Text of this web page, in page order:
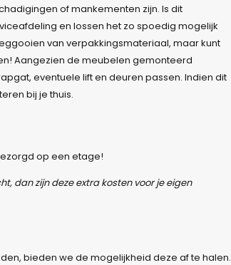
of mankementen zijn. Is dit
en lossen het zo spoedig mogelijk
van verpakkingsmateriaal, maar kunt
Aangezien de meubelen gemonteerd
eventuele lift en deuren passen. Indien dit
bij je thuis.
op een etage!
dan zijn deze extra kosten voor je eigen
bieden we de mogelijkheid deze af te halen.